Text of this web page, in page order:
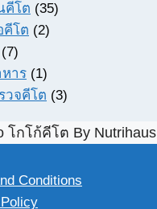
คีโต (35)
คีโต (2)
(7)
หาร (1)
วจคีโต (3)
โกโก้คีโต By Nutrihaus
Conditions